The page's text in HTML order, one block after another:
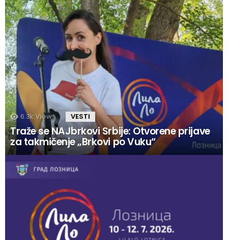
6.3k Views VESTI
Traže se NAJbrkovi Srbije: Otvorene prijave
za takmičenje „Brkovi po Vuku“